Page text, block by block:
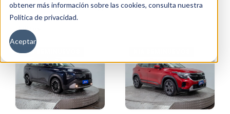
obtener más información sobre las cookies, consulta nuestra
Política de privacidad.
Aceptar
Filtros
KIA SEMINUEVOS